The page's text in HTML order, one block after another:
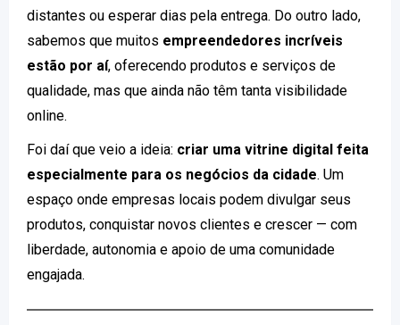
distantes ou esperar dias pela entrega. Do outro lado,
sabemos que muitos empreendedores incríveis
estão por aí, oferecendo produtos e serviços de
qualidade, mas que ainda não têm tanta visibilidade
online.
Foi daí que veio a ideia: criar uma vitrine digital feita
especialmente para os negócios da cidade. Um
espaço onde empresas locais podem divulgar seus
produtos, conquistar novos clientes e crescer — com
liberdade, autonomia e apoio de uma comunidade
engajada.